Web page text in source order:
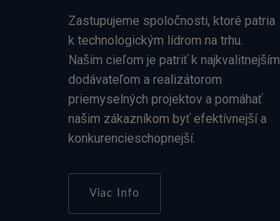
Zastupujeme spoločnosti, ktoré patria
k technologickým lídrom na trhu.
Našim cieľom je patriť k najkvalitnejším
dodávateľom a realizátorom
priemyselných projektov a pomáhať
našim zákazníkom byť efektívnejší a
konkurencieschopnejší.
Viac Info